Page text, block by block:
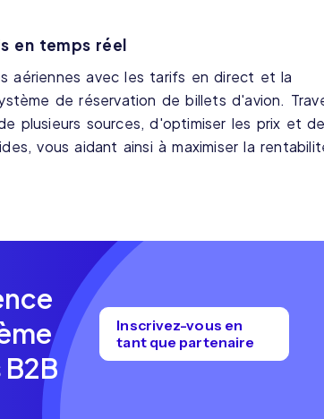
en temps réel
aériennes avec les tarifs en direct et la
de réservation de billets d'avion.
plusieurs sources, d'optimiser les prix et
vous aidant ainsi à maximiser la
Inscrivez-vous en
tant que partenaire